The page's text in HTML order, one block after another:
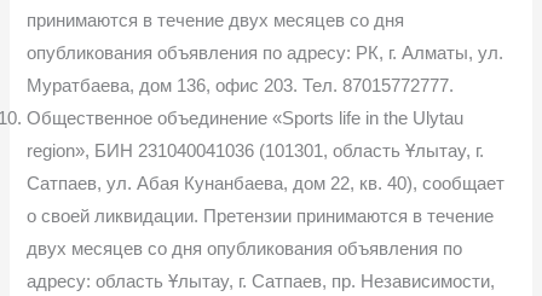
принимаются в течение двух месяцев со дня
опубликования объявления по адресу: РК, г. Алматы, ул.
Муратбаева, дом 136, офис 203. Тел. 87015772777.
Общественное объединение «Sports life in the Ulytau
region», БИН 231040041036 (101301, область Ұлытау, г.
Сатпаев, ул. Абая Кунанбаева, дом 22, кв. 40), сообщает
о своей ликвидации. Претензии принимаются в течение
двух месяцев со дня опубликования объявления по
адресу: область Ұлытау, г. Сатпаев, пр. Независимости,